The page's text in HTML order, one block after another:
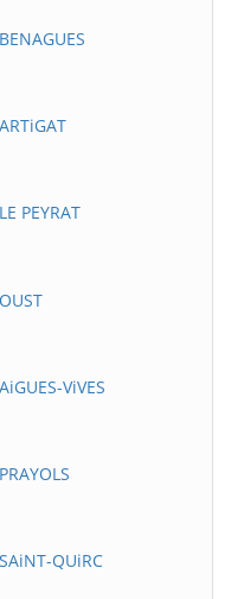
PEYRAT
ViVES
QUiRC